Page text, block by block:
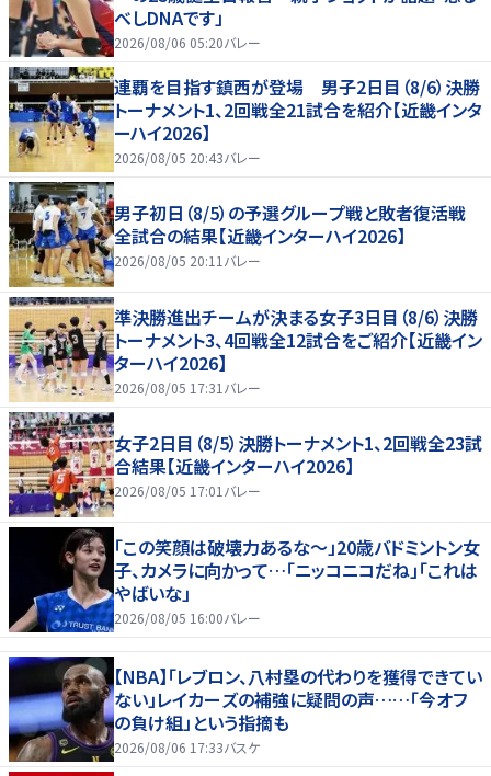
べしDNAです」
2026/08/06 05:20バレー
連覇を目指す鎮西が登場 男子2日目（8/6）決勝
トーナメント1、2回戦全21試合を紹介【近畿インタ
ーハイ2026】
2026/08/05 20:43バレー
男子初日（8/5）の予選グループ戦と敗者復活戦
全試合の結果【近畿インターハイ2026】
2026/08/05 20:11 バレー
準決勝進出チームが決まる女子3日目（8/6）決勝
トーナメント3、4回戦全12試合をご紹介【近畿イン
ターハイ2026】
2026/08/05 17:31 バレー
女子2日目（8/5）決勝トーナメント1、2回戦全23試
合結果【近畿インターハイ2026】
2026/08/05 17:01 バレー
「この笑顔は破壊力あるな〜」20歳バドミントン女
子、カメラに向かって…「ニッコニコだね」「これは
やばいな」
2026/08/05 16:00バレー
【NBA】「レブロン、八村塁の代わりを獲得できてい
ない」レイカーズの補強に疑問の声……「今オフ
の負け組」という指摘も
2026/08/06 17:33バスケ